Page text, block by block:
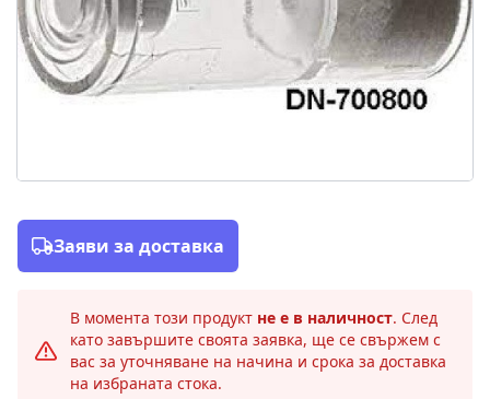
Заяви за доставка
В момента този продукт не е в наличност. След
като завършите своята заявка, ще се свържем с
вас за уточняване на начина и срока за доставка
на избраната стока.